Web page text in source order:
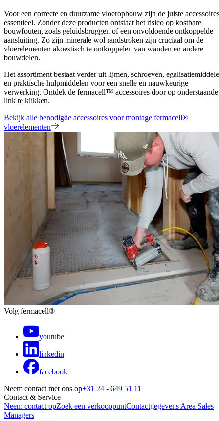
Voor een correcte en duurzame vloeropbouw zijn de juiste accessoires
essentieel. Zonder deze producten ontstaat het risico op kostbare
bouwfouten, zoals geluidsbruggen of een onvoldoende ontkoppelde
aansluiting. Zo zijn minerale wol randstroken zijn cruciaal om de
vloerelementen akoestisch te ontkoppelen van wanden en andere
bouwdelen.
Het assortiment bestaat verder uit lijmen, schroeven,
en praktische hulpmiddelen voor een snelle en nauwkeurige
verwerking. Ontdek de fermacell™ accessoires door op onderstaande
link te klikken.
Bekijk alle benodigde accessoires voor montage fermacell®
vloerelementen
Volg fermacell®
youtube
linkedin
facebook
Neem contact met ons op+31 24 - 649 51 11
Contact & Service
Neem contact opZoek een verkooppuntContactgegevens Area Sales
Managers